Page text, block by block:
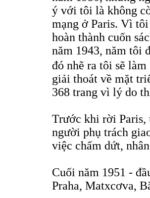
ý với tôi là không
mạng ở Paris. Vì
hoàn thành cuốn
năm 1943, năm tôi
đó nhẽ ra tôi sẽ
giải thoát về mặt
368 trang vì lý do
Trước khi rời Paris,
người phụ trách
việc chấm dứt,
Cuối năm 1951 -
Praha, Matxcơva,